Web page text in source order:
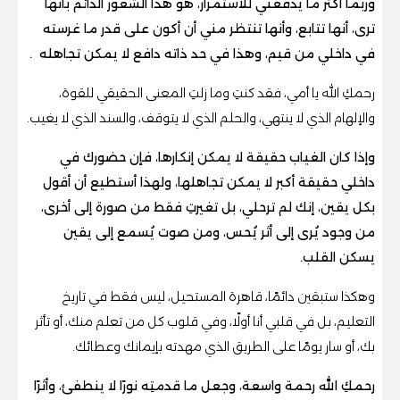
ترى، أنها تتابع، وأنها تنتظر مني أن أكون على قدر ما غرسته
في داخلي من قيم، وهذا في حد ذاته دافع لا يمكن تجاهله .
رحمكِ الله يا أمي، فقد كنتِ وما زلتِ المعنى الحقيقي للقوة،
والإلهام الذي لا ينتهي، والحلم الذي لا يتوقف، والسند الذي لا يغيب.
وإذا كان الغياب حقيقة لا يمكن إنكارها، فإن حضورك في
داخلي حقيقة أكبر لا يمكن تجاهلها، ولهذا أستطيع أن أقول
بكل يقين، إنك لم ترحلي، بل تغيرتِ فقط من صورة إلى أخرى،
من وجود يُرى إلى أثر يُحس، ومن صوت يُسمع إلى يقين
يسكن القلب.
وهكذا ستبقين دائمًا، قاهرة المستحيل، ليس فقط في تاريخ
التعليم، بل في قلبي أنا أولًا، وفي قلوب كل من تعلم منك، أو تأثر
بك، أو سار يومًا على الطريق الذي مهدته بإيمانك وعطائك.
رحمكِ الله رحمة واسعة، وجعل ما قدمتِه نورًا لا ينطفئ، وأثرًا